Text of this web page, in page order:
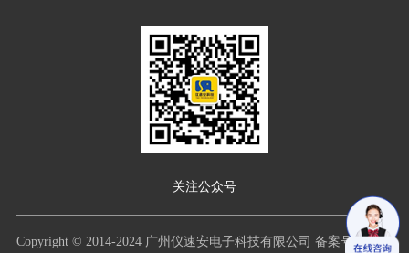
关注公众号
Copyright © 2014-2024 广州仪速安电子科技有限公司 备案号：粤